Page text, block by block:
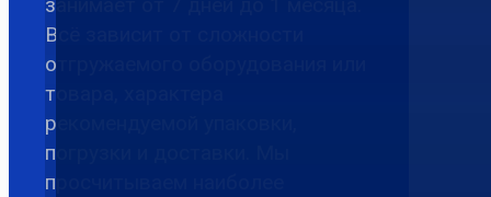
занимает от 7 дней до 1 месяца.
Всё зависит от сложности
отгружаемого оборудования или
товара, характера
рекомендуемой упаковки,
погрузки и доставки. Мы
просчитываем наиболее